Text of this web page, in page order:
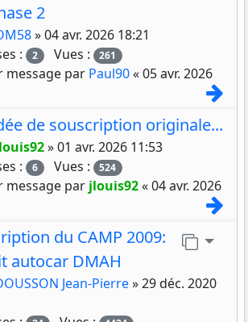
2
jointes
»04 avr. 2026 18:21
:
2 Vues : 261
message par Paul90«05 avr. 2026
de souscription originale...
jointes»01 avr. 2026 11:53
:
6 Vues : 524
message par jlouis92«04 avr. 2026
Aller
du CAMP 2009:
autocar DMAH
jointes Jean-Pierre»29 déc. 2020